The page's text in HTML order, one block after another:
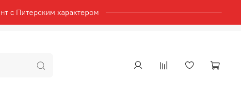
с Питерским характером